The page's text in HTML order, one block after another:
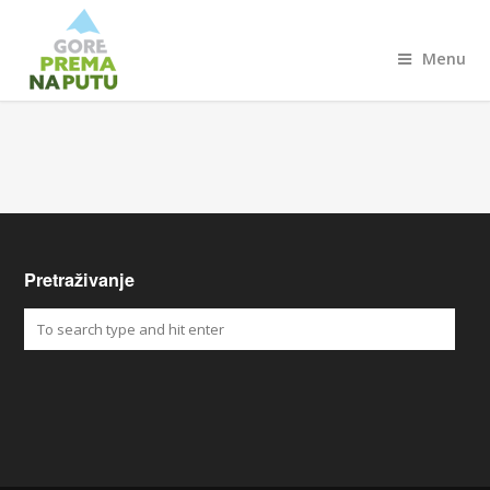
Menu
Pretraživanje